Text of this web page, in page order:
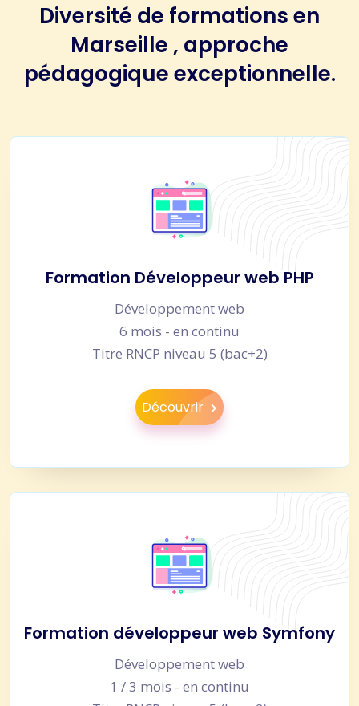
Diversité de formations en
Marseille , approche
pédagogique exceptionnelle.
Formation Développeur web PHP
Développement web
6 mois - en continu
Titre RNCP niveau 5 (bac+2)
Découvrir
Formation développeur web Symfony
Développement web
1 / 3 mois - en continu